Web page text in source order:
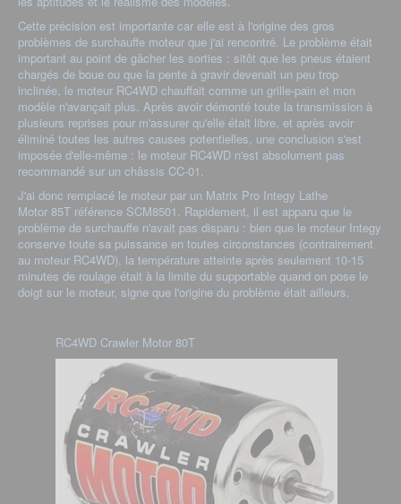
Cette précision est importante car elle est à l'origine des gros
problèmes de surchauffe moteur que j'ai rencontré. Le problème était
important au point de gâcher les sorties : sitôt que les pneus étaient
chargés de boue ou que la pente à gravir devenait un peu trop
inclinée, le moteur RC4WD chauffait comme un grille-pain et mon
modèle n'avançait plus. Après avoir démonté toute la transmission à
plusieurs reprises pour m'assurer qu'elle était libre, et après avoir
éliminé toutes les autres causes potentielles, une conclusion s'est
imposée d'elle-même : le moteur RC4WD n'est absolument pas
recommandé sur un châssis CC-01.
J'ai donc remplacé le moteur par un Matrix Pro Integy Lathe
Motor 85T référence SCM8501. Rapidement, il est apparu que le
problème de surchauffe n'avait pas disparu : bien que le moteur Integy
conserve toute sa puissance en toutes circonstances (contrairement
au moteur RC4WD), la température atteinte après seulement 10-15
minutes de roulage était à la limite du supportable quand on pose le
doigt sur le moteur, signe que l'origine du problème était ailleurs.
RC4WD Crawler Motor 80T